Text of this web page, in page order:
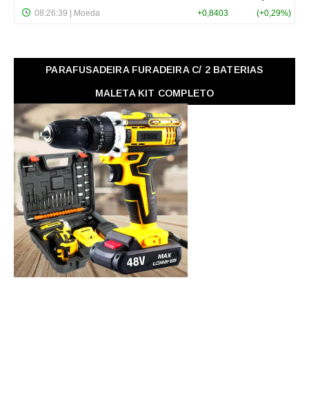
PARAFUSADEIRA FURADEIRA C/ 2 BATERIAS
MALETA KIT COMPLETO